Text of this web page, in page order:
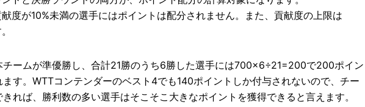
度が10%未満の選手にはポイントは配分されません。また、貢献度の上限は
チームが準優勝し、合計21勝のうち6勝した選手には700×6÷21=200で200ポイン
ます。WTTコンテンダーのベスト4でも140ポイントしか付与されないので、チー
れば、勝利数の多い選手はそこそこ大きなポイントを獲得できると言えます。